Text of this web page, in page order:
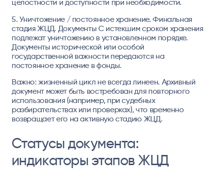
целостности и доступности при необходимости.
5. Уничтожение / постоянное хранение. Финальная
стадия ЖЦД. Документы С истекшим сроком хранения
подлежат уничтожению в установленном порядке.
Документы исторической или особой
государственной важности передаются на
постоянное хранение в фонды.
Важно:жизненный цикл не всегда линеен. Архивный
документ может быть востребован для повторного
использования (например, при судебных
разбирательствах или проверках), что временно
возвращает его на активную стадию ЖЦД.
Статусы документа:
индикаторы этапов ЖЦД